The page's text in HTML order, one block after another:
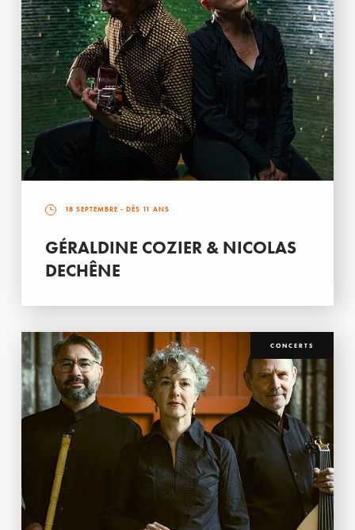
18 SEPTEMBRE - DÈS 11 ANS
GÉRALDINE COZIER & NICOLAS
DECHÊNE
CONCERTS